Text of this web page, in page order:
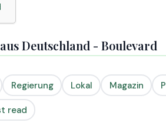
Deutschland - Boulevard
Regierung Lokal Magazin
read